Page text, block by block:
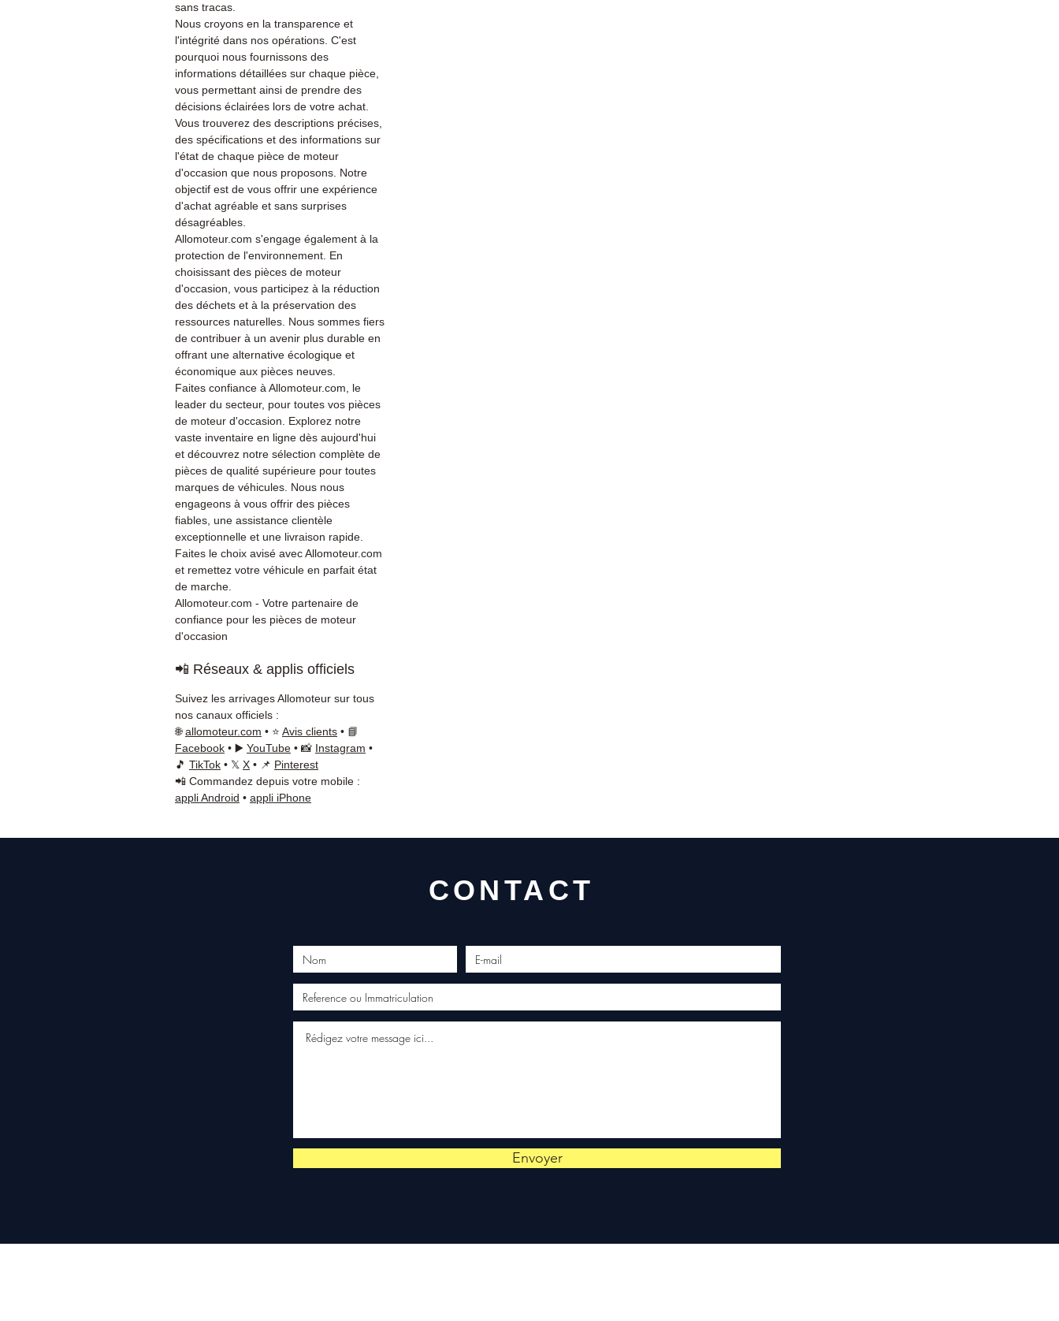
sans tracas.
Nous croyons en la transparence et
l'intégrité dans nos opérations. C'est
pourquoi nous fournissons des
informations détaillées sur chaque pièce,
vous permettant ainsi de prendre des
décisions éclairées lors de votre achat.
Vous trouverez des descriptions précises,
des spécifications et des informations sur
l'état de chaque pièce de moteur
d'occasion que nous proposons. Notre
objectif est de vous offrir une expérience
d'achat agréable et sans surprises
désagréables.
Allomoteur.com s'engage également à la
protection de l'environnement. En
choisissant des pièces de moteur
d'occasion, vous participez à la réduction
des déchets et à la préservation des
ressources naturelles. Nous sommes fiers
de contribuer à un avenir plus durable en
offrant une alternative écologique et
économique aux pièces neuves.
Faites confiance à Allomoteur.com, le
leader du secteur, pour toutes vos pièces
de moteur d'occasion. Explorez notre
vaste inventaire en ligne dès aujourd'hui
et découvrez notre sélection complète de
pièces de qualité supérieure pour toutes
marques de véhicules. Nous nous
engageons à vous offrir des pièces
fiables, une assistance clientèle
exceptionnelle et une livraison rapide.
Faites le choix avisé avec Allomoteur.com
et remettez votre véhicule en parfait état
de marche.
Allomoteur.com - Votre partenaire de
confiance pour les pièces de moteur
d'occasion
📲 Réseaux & applis officiels
Suivez les arrivages Allomoteur sur tous
nos canaux officiels :
🌐allomoteur.com • ⭐ Avis clients • 📘
Facebook • ▶️ YouTube • 📸 Instagram •
🎵 TikTok • 𝕏 X • 📌 Pinterest
📲 Commandez depuis votre mobile :
appli Android • appli iPhone
CONTACT
Envoyer